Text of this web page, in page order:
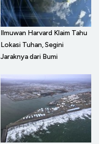
Ilmuwan Harvard Klaim Tahu
Lokasi Tuhan, Segini
Jaraknya dari Bumi